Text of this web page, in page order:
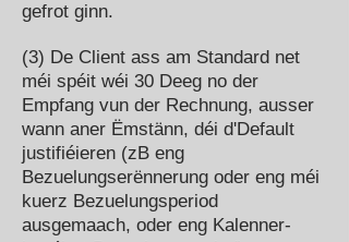
gefrot ginn.
(3) De Client ass am Standard net
méi spéit wéi 30 Deeg no der
Empfang vun der Rechnung, ausser
wann aner Ëmstänn, déi d'Default
justifiéieren (zB eng
Bezuelungserënnerung oder eng méi
kuerz Bezuelungsperiod
ausgemaach, oder eng Kalenner-